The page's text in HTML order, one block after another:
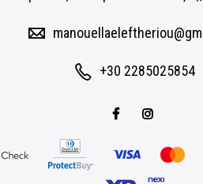
+30 2285025854